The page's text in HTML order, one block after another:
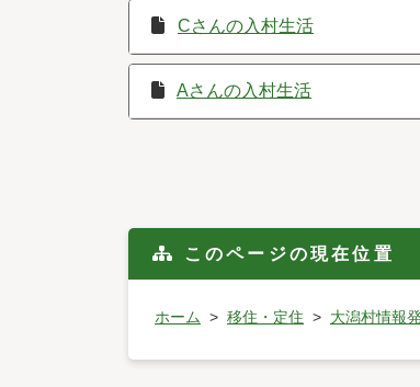
Cさんの入村生活
Aさんの入村生活
このページの現在位置
ホーム 移住・定住 大潟村情報